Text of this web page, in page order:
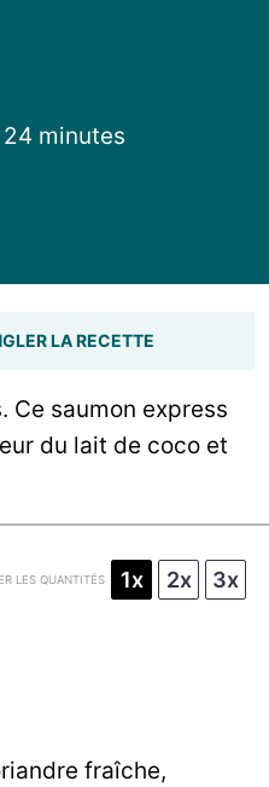
24 minutes
LA RECETTE
Ce saumon express
du lait de coco et
LES QUANTITÉS 1x 2x 3x
fraîche,